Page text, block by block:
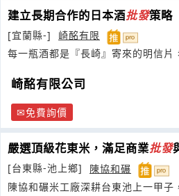
建立長期合作的日本酒批發策略
[宜蘭縣-]
崎酩有限
每一瓶酒都是『長崎』寄來的明信片 希望我們的酒能夠『長期』
崎酩有限公司
免費詢價
嚴選頂級花東米，滿足商業批發
[台東縣-池上鄉]
陳協和碾
陳協和碾米工廠深耕台東池上一甲子